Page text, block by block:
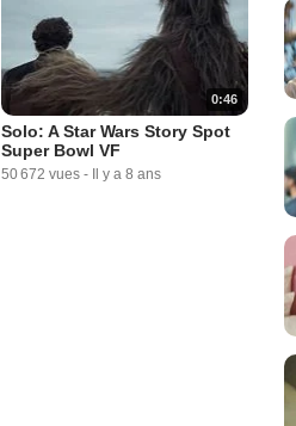
0:46
Solo: A Star Wars Story Spot
Super Bowl VF
50 672 vues - Il y a 8 ans